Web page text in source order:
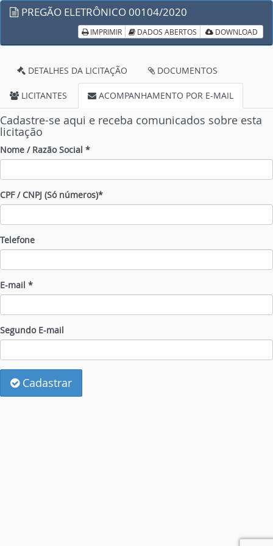
PREGÃO ELETRÔNICO 00104/2020
IMPRIMIR DADOS ABERTOS DOWNLOAD
DETALHES DA LICITAÇÃO DOCUMENTOS
LICITANTES ACOMPANHAMENTO POR E-MAIL
Cadastre-se aqui e receba comunicados sobre esta
licitação
Nome / Razão Social *
CPF / CNPJ (Só números)*
Telefone
E-mail *
Segundo E-mail
Cadastrar